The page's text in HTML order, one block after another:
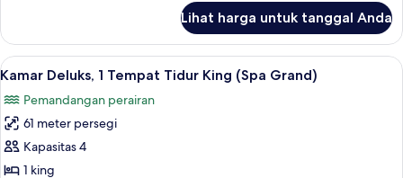
(1
King
Bed)
Suite
Deluks,
1
tidur,
pemandangan
(1
King
Lihat harga untuk tanggal Anda
Lihat
semua
foto
untuk
Kamar
Deluks,
Seprai premium, selimut bulu
5
Kamar Deluks, 1 Tempat Tidur King (Spa Grand)
Pemandangan perairan
61 meter persegi
Kapasitas 4
1 king